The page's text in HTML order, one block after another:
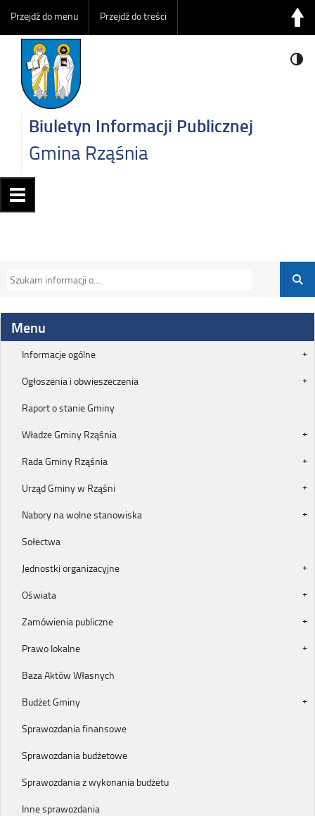
Przejdź do menu Przejdź do treści
Biuletyn Informacji Publicznej
Gmina Rząśnia
Menu
Informacje ogólne
Ogłoszenia i obwieszeczenia
Raport o stanie Gminy
Władze Gminy Rząśnia
Rada Gminy Rząśnia
Urząd Gminy w Rząśni
Nabory na wolne stanowiska
Sołectwa
Jednostki organizacyjne
Oświata
Zamówienia publiczne
Prawo lokalne
Baza Aktów Własnych
Budżet Gminy
Sprawozdania finansowe
Sprawozdania budżetowe
Sprawozdania z wykonania budżetu
Inne sprawozdania